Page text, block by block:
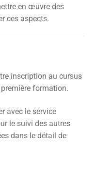
en œuvre des
ces aspects.
inscription au cursus
formation.
avec le service
le suivi des autres
dans le détail de